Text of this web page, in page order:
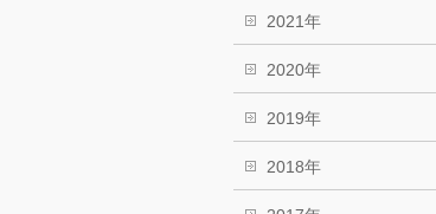
2021年
2020年
2019年
2018年